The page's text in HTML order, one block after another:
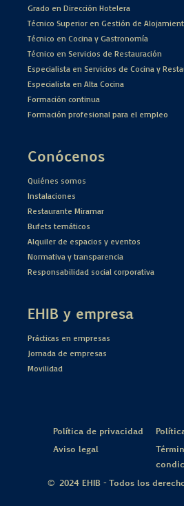
Grado en Dirección Hotelera
Técnico Superior en Gestión de
Técnico en Cocina y Gastronomía
Técnico en Servicios de Restauración
Especialista en Servicios de Cocina y
Especialista en Alta Cocina
Formación continua
Formación profesional para el empleo
Conócenos
Quiénes somos
Instalaciones
Restaurante Miramar
Bufets temáticos
Alquiler de espacios y eventos
Normativa y transparencia
Responsabilidad social corporativa
EHIB y empresa
Prácticas en empresas
Jornada de empresas
Movilidad
Política de privacidad
Aviso legal
© 2024 EHIB - Todos los